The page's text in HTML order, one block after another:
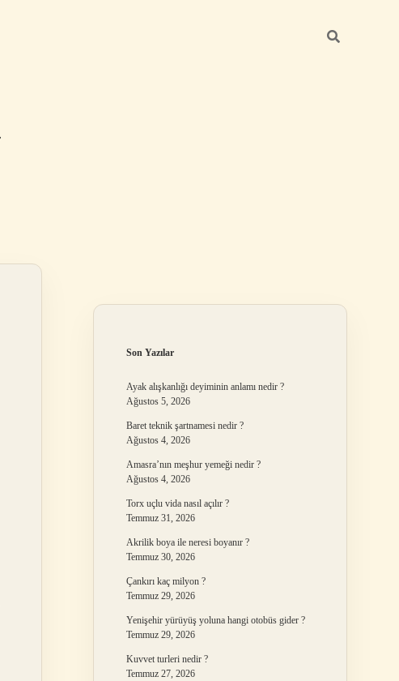
Son Yazılar
Ayak alışkanlığı deyiminin anlamı nedir ?
Ağustos 5, 2026
Baret teknik şartnamesi nedir ?
Ağustos 4, 2026
Amasra’nın meşhur yemeği nedir ?
Ağustos 4, 2026
Torx uçlu vida nasıl açılır ?
Temmuz 31, 2026
Akrilik boya ile neresi boyanır ?
Temmuz 30, 2026
Çankırı kaç milyon ?
Temmuz 29, 2026
Yenişehir yürüyüş yoluna hangi otobüs gider ?
Temmuz 29, 2026
Kuvvet turleri nedir ?
Temmuz 27, 2026